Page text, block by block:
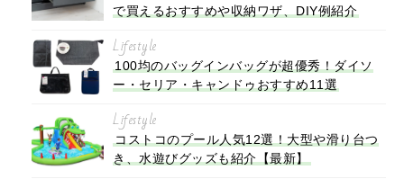
で買えるおすすめや収納ワザ、DIY例紹介
Lifestyle
100均のバッグインバッグが超優秀！ダイソ
ー・セリア・キャンドゥおすすめ11選
Lifestyle
コストコのプール人気12選！大型や滑り台つ
き、水遊びグッズも紹介【最新】